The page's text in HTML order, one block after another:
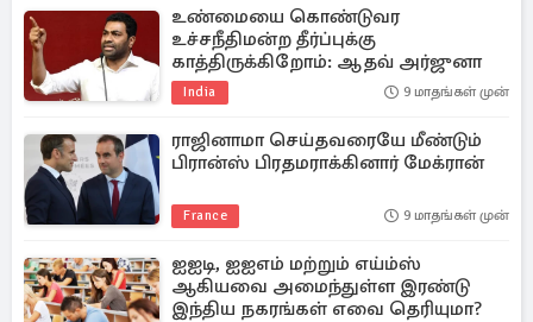
உண்மையை கொண்டுவர
உச்சநீதிமன்ற தீர்ப்புக்கு
காத்திருக்கிறோம்: ஆதவ் அர்ஜுனா
India 9 மாதங்கள் முன்
ராஜினாமா செய்தவரையே மீண்டும்
பிரான்ஸ் பிரதமராக்கினார் மேக்ரான்
France 9 மாதங்கள் முன்
ஐஐடி, ஐஐஎம் மற்றும் எய்ம்ஸ்
ஆகியவை அமைந்துள்ள இரண்டு
இந்திய நகரங்கள் எவை தெரியுமா?